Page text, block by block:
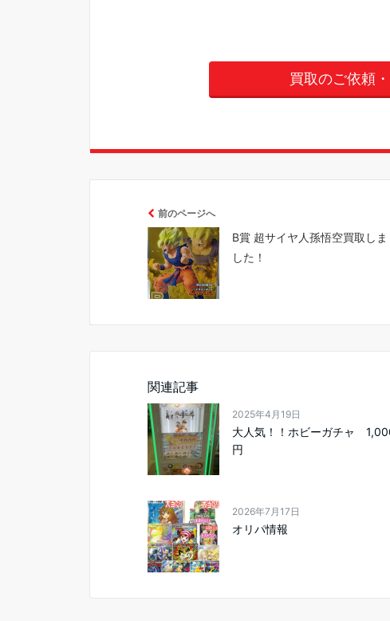
買取のご依頼
前のページへ
B賞 超サイヤ人孫悟空買取しま
した！
関連記事
2025年4月19日
大人気！！ホビーガチャ
円
2026年7月17日
オリパ情報